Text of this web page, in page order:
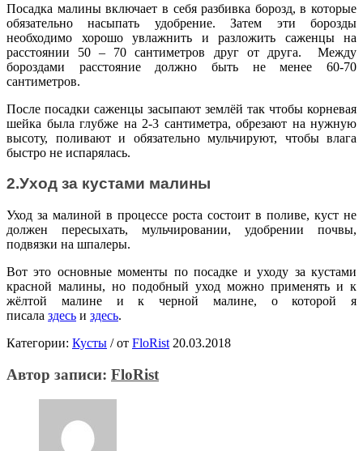
Посадка малины включает в себя разбивка борозд, в которые
обязательно насыпать удобрение. Затем эти борозды
необходимо хорошо увлажнить и разложить саженцы на
расстоянии 50 – 70 сантиметров друг от друга. Между
бороздами расстояние должно быть не менее 60-70
сантиметров.
После посадки саженцы засыпают землёй так чтобы корневая
шейка была глубже на 2-3 сантиметра, обрезают на нужную
высоту, поливают и обязательно мульчируют, чтобы влага
быстро не испарялась.
2.Уход за кустами малины
Уход за малиной в процессе роста состоит в поливе, куст не
должен пересыхать, мульчировании, удобрении почвы,
подвязки на шпалеры.
Вот это основные моменты по посадке и уходу за кустами
красной малины, но подобный уход можно применять и к
жёлтой малине и к черной малине, о которой я
писала здесь и здесь.
Категории: Кусты /от FloRist 20.03.2018
Автор записи: FloRist